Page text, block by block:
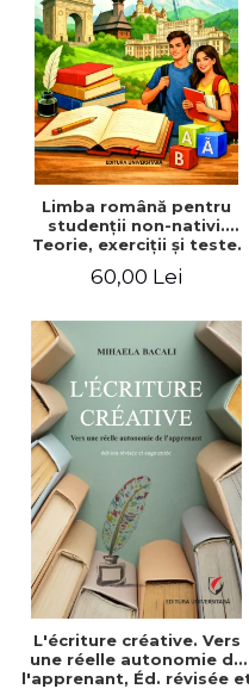
ADMINISTRATIVE
ȘTIINȚE ECONOMICE
ȘTIINȚE EXACTE
EDUCAȚIE FIZICĂ ȘI SPORT
PREUNIVERSITARIA
TIMP LIBER
ÎN CURS DE APARIȚIE
NOUTĂȚI
PACHETE DE STUDIU
ULTIMELE EXEMPLARE
Cum Cumpăr
Livrare
Politica de Retur
Formular de Retur
Distribuitori
Limba română pentru
studenţii non-nativi.
Teorie, exerciţii şi teste.
60,00 Lei
L'écriture créative. Vers
une réelle autonomie de
l'apprenant, Éd. révisée et